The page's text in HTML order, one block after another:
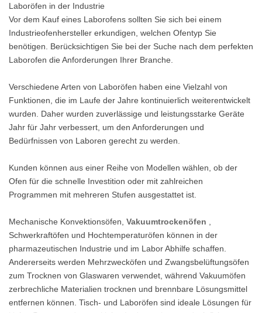
Laboröfen in der Industrie
Vor dem Kauf eines Laborofens sollten Sie sich bei einem
Industrieofenhersteller erkundigen, welchen Ofentyp Sie
benötigen. Berücksichtigen Sie bei der Suche nach dem perfekten
Laborofen die Anforderungen Ihrer Branche.
Verschiedene Arten von Laboröfen haben eine Vielzahl von
Funktionen, die im Laufe der Jahre kontinuierlich weiterentwickelt
wurden. Daher wurden zuverlässige und leistungsstarke Geräte
Jahr für Jahr verbessert, um den Anforderungen und
Bedürfnissen von Laboren gerecht zu werden.
Kunden können aus einer Reihe von Modellen wählen, ob der
Ofen für die schnelle Investition oder mit zahlreichen
Programmen mit mehreren Stufen ausgestattet ist.
Mechanische Konvektionsöfen, Vakuumtrockenöfen
Schwerkraftöfen und Hochtemperaturöfen können in der
pharmazeutischen Industrie und im Labor Abhilfe schaffen.
Andererseits werden Mehrzwecköfen und Zwangsbelüftungsöfen
zum Trocknen von Glaswaren verwendet, während Vakuumöfen
zerbrechliche Materialien trocknen und brennbare Lösungsmittel
entfernen können. Tisch- und Laboröfen sind ideale Lösungen für